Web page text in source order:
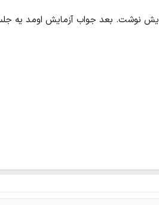
نوشت. بعد جواب آزمایش اومد